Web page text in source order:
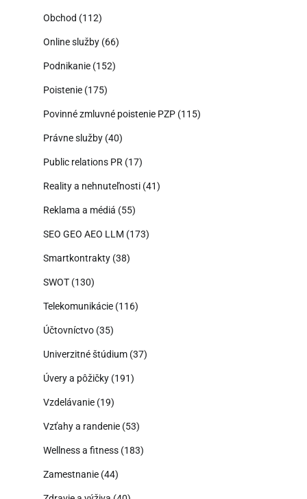
Obchod (112)
Online služby (66)
Podnikanie (152)
Poistenie (175)
Povinné zmluvné poistenie PZP (115)
Právne služby (40)
Public relations PR (17)
Reality a nehnuteľnosti (41)
Reklama a médiá (55)
SEO GEO AEO LLM (173)
Smartkontrakty (38)
SWOT (130)
Telekomunikácie (116)
Účtovníctvo (35)
Univerzitné štúdium (37)
Úvery a pôžičky (191)
Vzdelávanie (19)
Vzťahy a randenie (53)
Wellness a fitness (183)
Zamestnanie (44)